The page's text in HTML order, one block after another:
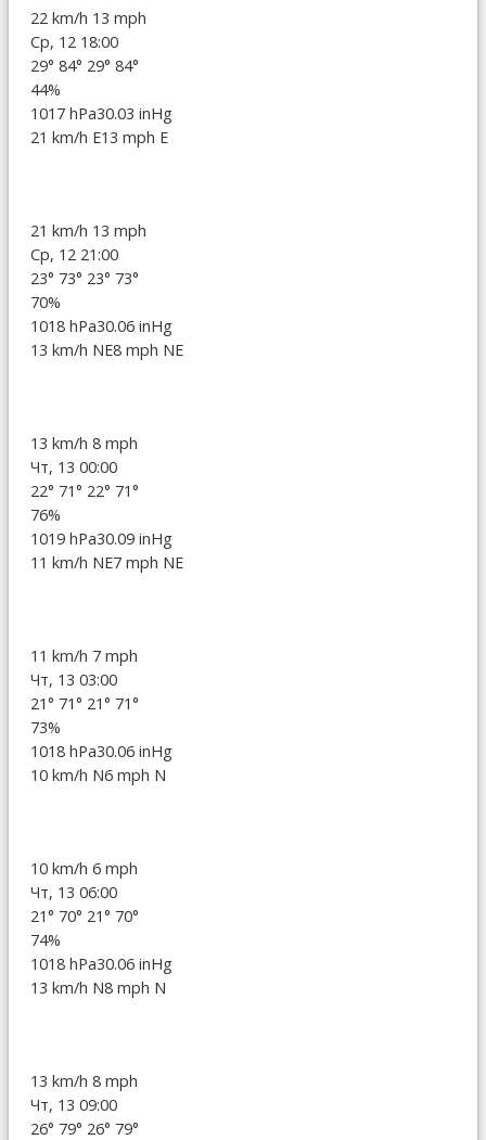
22 km/h 13 mph
Ср, 12 18:00
29° 84° 29° 84°
44%
1017 hPa30.03 inHg
21 km/h E13 mph E
21 km/h 13 mph
Ср, 12 21:00
23° 73° 23° 73°
70%
1018 hPa30.06 inHg
13 km/h NE8 mph NE
13 km/h 8 mph
Чт, 13 00:00
22° 71° 22° 71°
76%
1019 hPa30.09 inHg
11 km/h NE7 mph NE
11 km/h 7 mph
Чт, 13 03:00
21° 71° 21° 71°
73%
1018 hPa30.06 inHg
10 km/h N6 mph N
10 km/h 6 mph
Чт, 13 06:00
21° 70° 21° 70°
74%
1018 hPa30.06 inHg
13 km/h N8 mph N
13 km/h 8 mph
Чт, 13 09:00
26° 79° 26° 79°